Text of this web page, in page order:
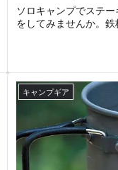
ソロキャンプでステ
をしてみませんか。
キャンプギア